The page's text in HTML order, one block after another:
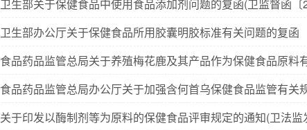
卫生部关于保健食品中使用食品添加剂问题的复函(卫监督函〔
卫生部办公厅关于保健食品所用胶囊明胶标准有关问题的复函
食品药品监管总局关于养殖梅花鹿及其产品作为保健食品原料有关规
食品药品监管总局办公厅关于加强含何首乌保健食品监管有关规定
关于印发以酶制剂等为原料的保健食品评审规定的通知(卫法监